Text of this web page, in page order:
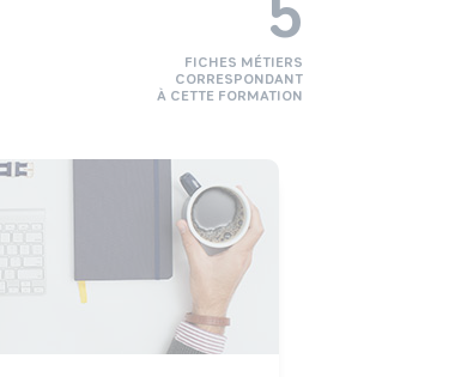
FICHES MÉTIERS
CORRESPONDANT
À CETTE FORMATION